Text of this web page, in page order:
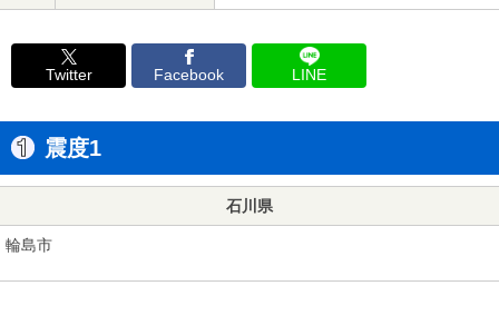
Twitter Facebook LINE
震度1
石川県
輪島市